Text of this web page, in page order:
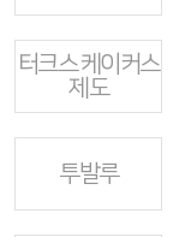
터크스 케이커스
제도
투발루